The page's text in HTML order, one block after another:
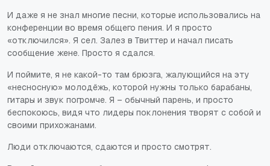
И даже я не знал многие песни, которые использовались на
конференции во время общего пения. И я просто
«отключился». Я сел. Залез в Твиттер и начал писать
сообщение жене. Просто я сдался.
И поймите, я не какой-то там брюзга, жалующийся на эту
«несносную» молодёжь, которой нужны только барабаны,
гитары и звук погромче. Я – обычный парень, и просто
беспокоюсь, видя что лидеры поклонения творят с собой и
своими прихожанами.
Люди отключаются, сдаются и просто смотрят.